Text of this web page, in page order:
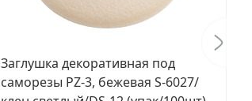
Заглушка декоративная под
саморезы PZ-3, бежевая S-6027/